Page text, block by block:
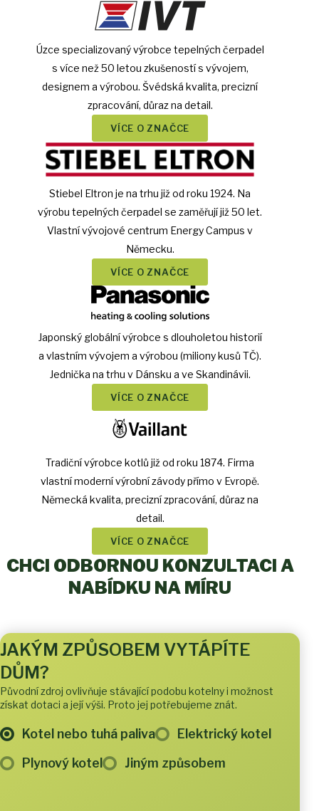
Úzce specializovaný výrobce tepelných čerpadel
s více než 50 letou zkušeností s vývojem,
designem a výrobou. Švédská kvalita, precizní
zpracování, důraz na detail.
VÍCE O ZNAČCE
Stiebel Eltron je na trhu již od roku 1924. Na
výrobu tepelných čerpadel se zaměřují již 50 let.
Vlastní vývojové centrum Energy Campus v
Německu.
VÍCE O ZNAČCE
Japonský globální výrobce s dlouholetou historií
a vlastním vývojem a výrobou (miliony kusů TČ).
Jednička na trhu v Dánsku a ve Skandinávii.
VÍCE O ZNAČCE
Tradiční výrobce kotlů již od roku 1874. Firma
vlastní moderní výrobní závody přímo v Evropě.
Německá kvalita, precizní zpracování, důraz na
detail.
VÍCE O ZNAČCE
CHCI ODBORNOU KONZULTACI A
NABÍDKU NA MÍRU
JAKÝM ZPŮSOBEM VYTÁPÍTE
DŮM?
Původní zdroj ovlivňuje stávající podobu kotelny i možnost
získat dotaci a její výši. Proto jej potřebujeme znát.
Kotel nebo tuhá paliva
Elektrický kotel
Plynový kotel
Jiným způsobem